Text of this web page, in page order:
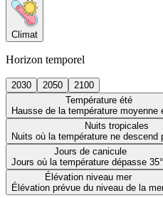
Climat
Horizon temporel
2030 2050
2100
Température été
Hausse de la température moyenne
Nuits tropicales
Nuits où la température ne descend
Jours de canicule
Jours où la température dépasse
Élévation niveau mer
Élévation prévue du niveau de la